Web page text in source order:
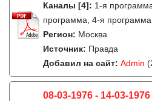
Каналы [4]: 1-я
программа, 4-я программа
Регион: Москва
Источник: Правда
Добавил на сайт: Admin
08-03-1976 - 14-03-1976